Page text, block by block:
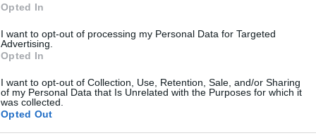
Opted In
I want to opt-out of processing my Personal Data for Targeted
Advertising.
Opted In
I want to opt-out of Collection, Use, Retention, Sale, and/or Sharing
of my Personal Data that Is Unrelated with the Purposes for which it
was collected.
Opted Out